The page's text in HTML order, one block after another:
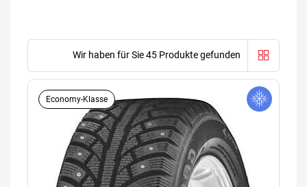
Wir haben für Sie 45 Produkte gefunden
Economy-Klasse